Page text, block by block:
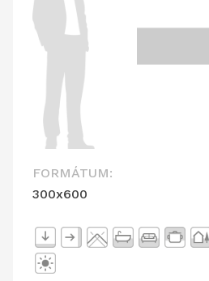
FORMÁTUM:
300x600